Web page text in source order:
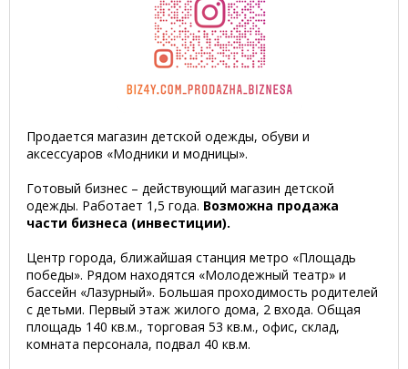
Продается магазин детской одежды, обуви и
аксессуаров «Модники и модницы».
Готовый бизнес – действующий магазин детской
одежды. Работает 1,5 года. Возможна продажа
части бизнеса (инвестиции).
Центр города, ближайшая станция метро «Площадь
победы». Рядом находятся «Молодежный театр» и
бассейн «Лазурный». Большая проходимость родителей
с детьми. Первый этаж жилого дома, 2 входа. Общая
площадь 140 кв.м., торговая 53 кв.м., офис, склад,
комната персонала, подвал 40 кв.м.